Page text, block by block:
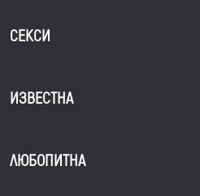
СЕКСИ
ИЗВЕСТНА
ЛЮБОПИТНА